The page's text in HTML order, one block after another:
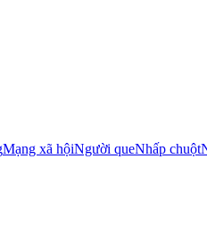
Mạng xã hộiNgười queNhấp chuột